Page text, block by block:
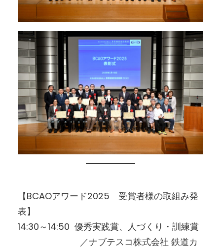
【BCAOアワード2025 受賞者様の取組み発
表】
14:30～14:50 優秀実践賞、人づくり・訓練賞
／ナブテスコ株式会社 鉄道カ